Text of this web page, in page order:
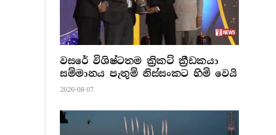
වසරේ විශිෂ්ටතම ක්‍රිකට් ක්‍රීඩකයා
සම්මානය පැතුම් නිස්සංකට හිමි වෙයි
2026-08-07